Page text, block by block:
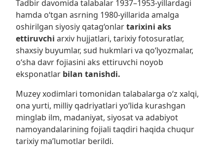
Tadbir davomida talabalar 1937–1953-yillardagi
hamda o‘tgan asrning 1980-yillarida amalga
oshirilgan siyosiy qatag‘onlartarixini aks
ettiruvchi arxiv hujjatlari, tarixiy fotosuratlar,
shaxsiy buyumlar, sud hukmlari va qo‘lyozmalar,
o‘sha davr fojiasini aks ettiruvchi noyob
eksponatlar bilan tanishdi.
Muzey xodimlari tomonidan talabalarga o‘z xalqi,
ona yurti, milliy qadriyatlari yo‘lida kurashgan
minglab ilm, madaniyat, siyosat va adabiyot
namoyandalarining fojiali taqdiri haqida chuqur
tarixiy ma’lumotlar berildi.